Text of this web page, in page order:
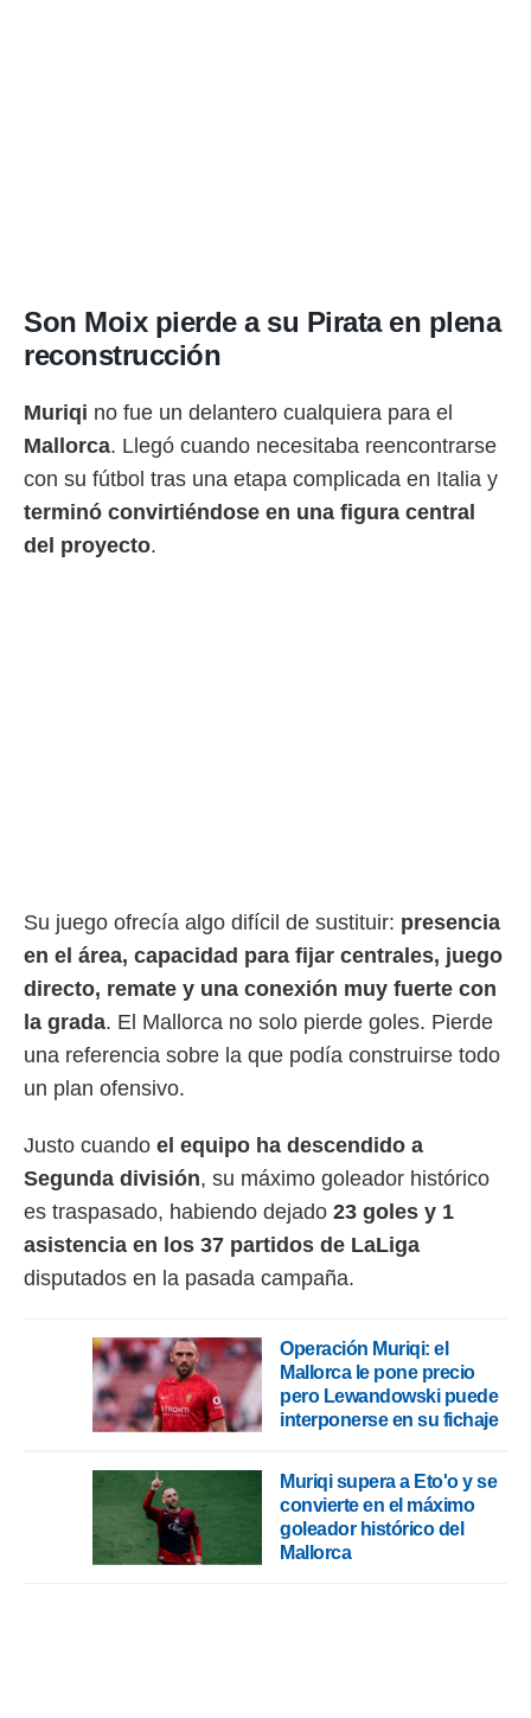
Son Moix pierde a su Pirata en plena
reconstrucción
Muriqi no fue un delantero cualquiera para el
Mallorca. Llegó cuando necesitaba reencontrarse
con su fútbol tras una etapa complicada en Italia y
terminó convirtiéndose en una figura central
del proyecto.
Su juego ofrecía algo difícil de sustituir: presencia
en el área, capacidad para fijar centrales, juego
directo, remate y una conexión muy fuerte con
la grada. El Mallorca no solo pierde goles. Pierde
una referencia sobre la que podía construirse todo
un plan ofensivo.
Justo cuando el equipo ha descendido a
Segunda división, su máximo goleador histórico
es traspasado, habiendo dejado 23 goles y 1
asistencia en los 37 partidos de LaLiga
disputados en la pasada campaña.
Operación Muriqi: el
Mallorca le pone precio
pero Lewandowski puede
interponerse en su fichaje
Muriqi supera a Eto'o y se
convierte en el máximo
goleador histórico del
Mallorca